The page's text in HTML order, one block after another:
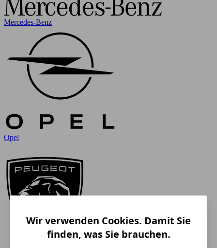
Mercedes-Benz
Opel
Wir verwenden Cookies. Damit Sie
finden, was Sie brauchen.